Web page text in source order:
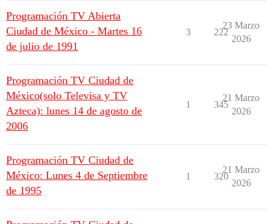
Programación TV Abierta
Ciudad de México - Martes 16
de julio de 1991
3 222
23 Marzo
2026
Programación TV Ciudad de
México(solo Televisa y TV
Azteca): lunes 14 de agosto de
2006
1 345
21 Marzo
2026
Programación TV Ciudad de
México: Lunes 4 de Septiembre
de 1995
1 320
21 Marzo
2026